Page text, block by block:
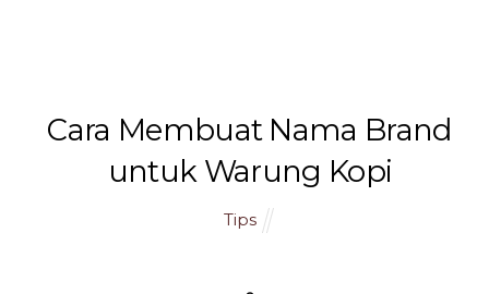
Cara Membuat Nama Brand
untuk Warung Kopi
Tips